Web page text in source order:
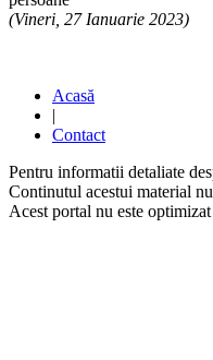
(Vineri, 27 Ianuarie 2023)
Acasă
|
Contact
Pentru informatii detaliate
Continutul acestui material
Acest portal nu este